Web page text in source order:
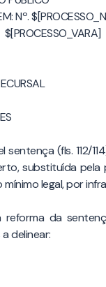
Nº.
sentença (fls. 112/
substituída
legal, por
reforma da
delinear: